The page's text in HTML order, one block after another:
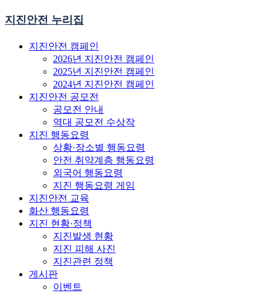
지진안전 누리집
지진안전 캠페인
2026년 지진안전 캠페인
2025년 지진안전 캠페인
2024년 지진안전 캠페인
지진안전 공모전
공모전 안내
역대 공모전 수상작
지진 행동요령
상황·장소별 행동요령
안전 취약계층 행동요령
외국어 행동요령
지진 행동요령 게임
지진안전 교육
화산 행동요령
지진 현황·정책
지진발생 현황
지진 피해 사진
지진관련 정책
게시판
이벤트